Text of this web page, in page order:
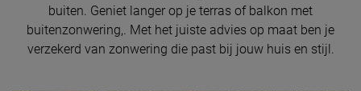
buiten. Geniet langer op je terras of balkon met
buitenzonwering,. Met het juiste advies op maat ben je
verzekerd van zonwering die past bij jouw huis en stijl.